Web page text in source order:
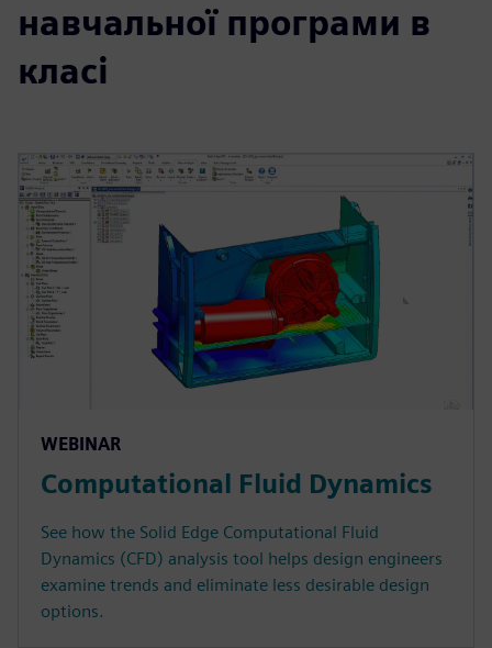
навчальної програми в
класі
WEBINAR
Computational Fluid Dynamics
See how the Solid Edge Computational Fluid
Dynamics (CFD) analysis tool helps design engineers
examine trends and eliminate less desirable design
options.